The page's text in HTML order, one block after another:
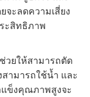
จะลดความเสี่ยง
ะสิทธิภาพ
วยให้สามารถตัด
ามารถใช้น้ำ และ
แข็งคุณภาพสูงจะ